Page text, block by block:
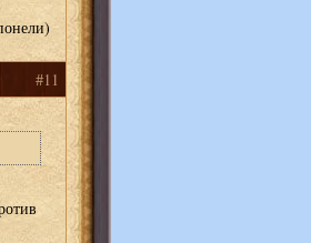
#11